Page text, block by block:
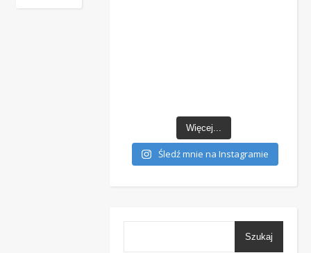
Więcej...
Śledź mnie na Instagramie
Szukaj